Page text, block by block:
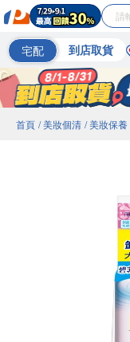
宅配 到店取貨
首頁 / 美妝個清 / 美妝保養